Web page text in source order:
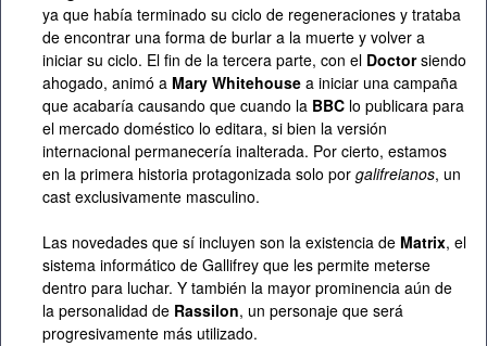
ya que había terminado su ciclo de regeneraciones y trataba
de encontrar una forma de burlar a la muerte y volver a
iniciar su ciclo. El fin de la tercera parte, con el Doctorsiendo
ahogado, animó a Mary Whitehouse a iniciar una campaña
que acabaría causando que cuando la BBC lo publicara para
el mercado doméstico lo editara, si bien la versión
internacional permanecería inalterada. Por cierto, estamos
en la primera historia protagonizada solo por galifreianos, un
cast exclusivamente masculino.
Las novedades que sí incluyen son la existencia de Matrix, el
sistema informático de Gallifrey que les permite meterse
dentro para luchar. Y también la mayor prominencia aún de
la personalidad de Rassilon, un personaje que será
progresivamente más utilizado.